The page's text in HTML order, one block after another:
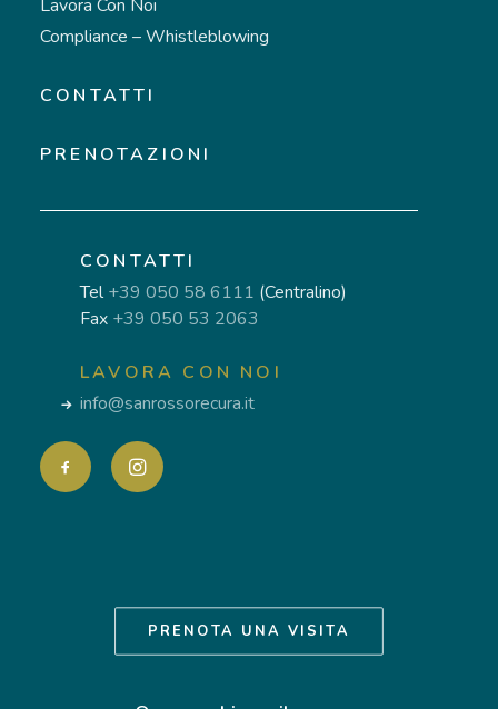
Lavora Con Noi
Compliance – Whistleblowing
CONTATTI
PRENOTAZIONI
CONTATTI
Tel+39 050 58 6111 (Centralino)
Fax +39 050 53 2063
LAVORA CON NOI
info@sanrossorecura.it
PRENOTA UNA VISITA